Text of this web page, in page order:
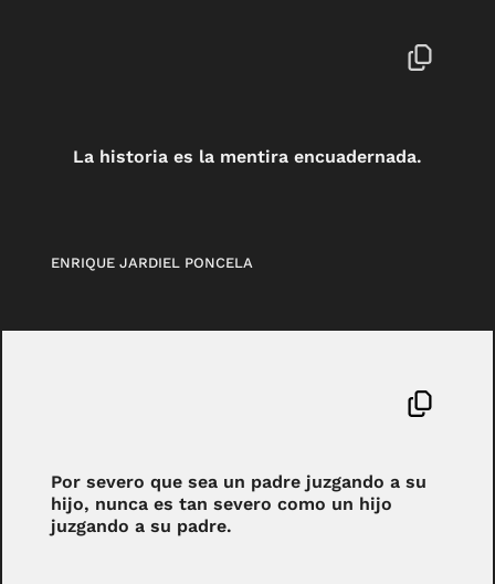
La historia es la mentira encuadernada.
ENRIQUE JARDIEL PONCELA
Por severo que sea un padre juzgando a su
hijo, nunca es tan severo como un hijo
juzgando a su padre.